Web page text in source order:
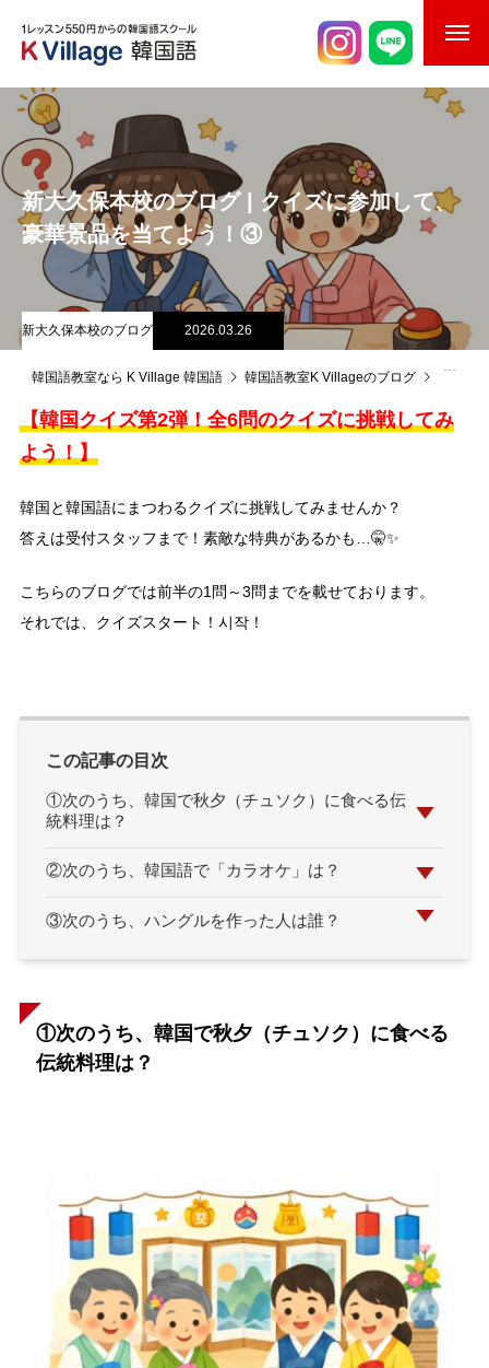
校舎案内
ご入校までの流れ
韓国語講師紹介
スケジュール
K Village韓国留学
新大久保本校のブログ | クイズに参加して、
豪華景品を当てよう！③
新大久保本校のブログ 2026.03.26
韓国語教室なら K Village 韓国語 韓国語教室K Villageのブログ
【韓国クイズ第2弾！全6問のクイズに挑戦してみ
よう！】
韓国と韓国語にまつわるクイズに挑戦してみませんか？
答えは受付スタッフまで！ 素敵な特典があるかも…🤫✨
こちらのブログでは前半の1問～3問までを載せております。
それでは、クイズスタート！시작！
この記事の目次
①次のうち、韓国で秋夕（チュソク）に食べる伝
統料理は？
②次のうち、韓国語で「カラオケ」は？
③次のうち、ハングルを作った人は誰？
①次のうち、韓国で秋夕（チュソク）に食べる
伝統料理は？